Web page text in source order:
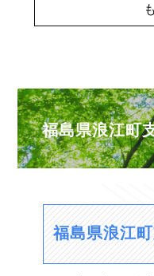
福島県浪江町
福島県浪江